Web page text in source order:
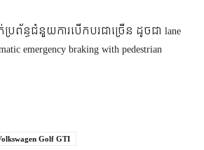
រព័ន្ធជំនួយការបើកបរជាច្រើន ដូចជា lane
emergency braking with pedestrian
Golf GTI